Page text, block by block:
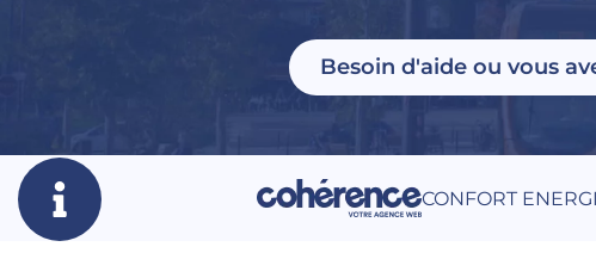
Besoin d'aide ou vous
CONFORT